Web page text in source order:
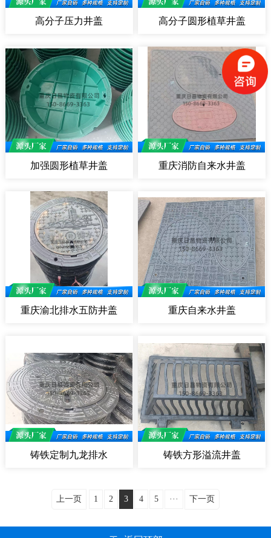
高分子压力井盖 高分子圆形植草井盖
加强圆形植草井盖 重庆消防自来水井盖
重庆渝北排水五防井盖 重庆自来水井盖
铸铁定制九龙排水 铸铁方形溢流井盖
上一页 1 2 3 4 5 ··· 下一页